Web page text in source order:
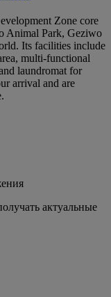
Zone core
Animal Park, Geziwo
Its facilities include
multi-functional
laundromat for
arrival and are
актуальные